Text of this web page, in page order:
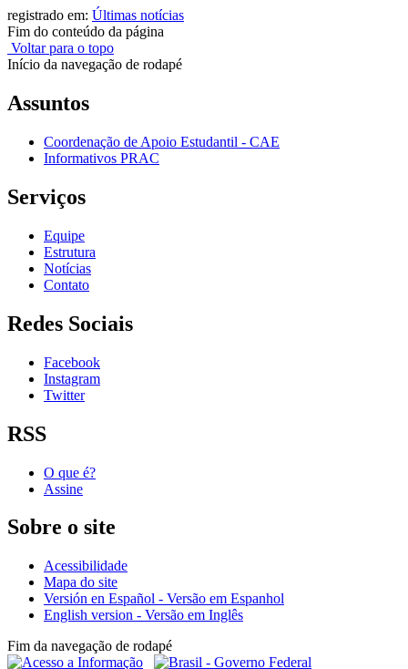
registrado em: Últimas notícias
Fim do conteúdo da página
Voltar para o topo
Início da navegação de rodapé
Assuntos
Coordenação de Apoio Estudantil - CAE
Informativos PRAC
Serviços
Equipe
Estrutura
Notícias
Contato
Redes Sociais
Facebook
Instagram
Twitter
RSS
O que é?
Assine
Sobre o site
Acessibilidade
Mapa do site
Versión en Español - Versão em Espanhol
English version - Versão em Inglês
Fim da navegação de rodapé